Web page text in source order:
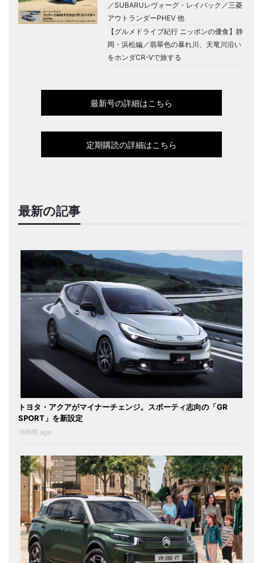
／SUBARUレヴォーグ・レイバック／三菱
アウトランダーPHEV 他
【グルメドライブ紀行 ニッポンの優食】静
岡・浜松編／翡翠色の暴れ川、天竜川沿い
をホンダCR-Vで旅する
最新号の詳細はこちら
定期購読の詳細はこちら
最新の記事
トヨタ・アクアがマイナーチェンジ。スポーティ志向の「GR
SPORT」を新設定
16時間 ago